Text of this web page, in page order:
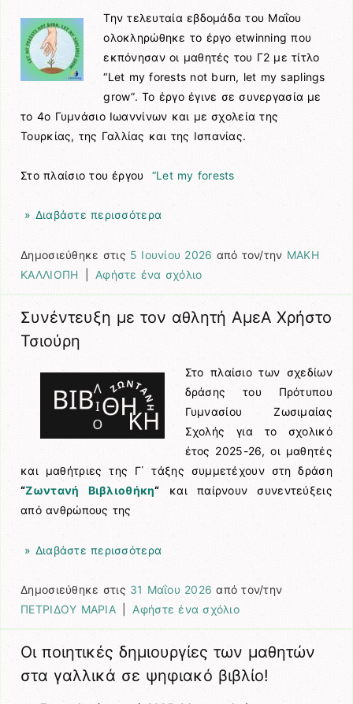
Την τελευταία εβδομάδα του Μαΐου
ολοκληρώθηκε το έργο etwinning που
εκπόνησαν οι μαθητές του Γ2 με τίτλο
“Let my forests not burn, let my saplings
grow”. Το έργο έγινε σε συνεργασία με
το 4ο Γυμνάσιο Ιωαννίνων και με σχολεία της
Τουρκίας, της Γαλλίας και της Ισπανίας.
Στο πλαίσιο του έργου “Let my forests
» Διαβάστε περισσότερα
Δημοσιεύθηκε στις 5 Ιουνίου 2026 από τον/την ΜΑΚΗ
ΚΑΛΛΙΟΠΗ
Αφήστε ένα σχόλιο
Συνέντευξη με τον αθλητή ΑμεΑ Χρήστο
Τσιούρη
Στο πλαίσιο των σχεδίων
δράσης του Πρότυπου
Γυμνασίου Ζωσιμαίας
Σχολής για το σχολικό
έτος 2025-26, οι μαθητές
και μαθήτριες της Γ΄ τάξης συμμετέχουν στη δράση
“Ζωντανή Βιβλιοθήκη“ και παίρνουν συνεντεύξεις
από ανθρώπους της
» Διαβάστε περισσότερα
Δημοσιεύθηκε στις 31 Μαΐου 2026 από τον/την
ΠΕΤΡΙΔΟΥ ΜΑΡΙΑ
Αφήστε ένα σχόλιο
Οι ποιητικές δημιουργίες των μαθητών
στα γαλλικά σε ψηφιακό βιβλίο!